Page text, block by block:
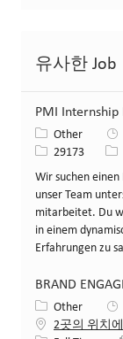
유사한 Job
PMI
카테고리
Other
Job ID29173
Wir suchen
unser Team
mitarbeitet. Du
in einem
Erfahrungen zu
BRAND
카테고리
Other
2곳의 위치